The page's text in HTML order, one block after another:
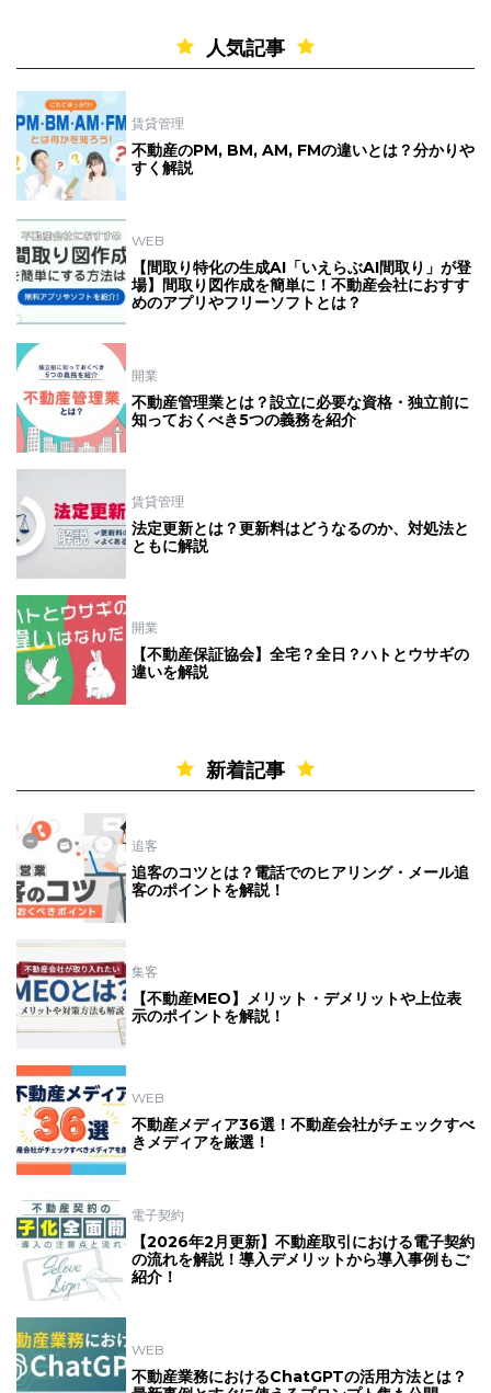
人気記事
賃貸管理
不動産のPM, BM, AM, FMの違いとは？分かりや
すく解説
WEB
【間取り特化の生成AI「いえらぶAI間取り」が登
場】間取り図作成を簡単に！不動産会社におすす
めのアプリやフリーソフトとは？
開業
不動産管理業とは？設立に必要な資格・独立前に
知っておくべき5つの義務を紹介
賃貸管理
法定更新とは？更新料はどうなるのか、対処法と
ともに解説
開業
【不動産保証協会】全宅？全日？ハトとウサギの
違いを解説
新着記事
追客
追客のコツとは？電話でのヒアリング・メール追
客のポイントを解説！
集客
【不動産MEO】メリット・デメリットや上位表
示のポイントを解説！
WEB
不動産メディア36選！不動産会社がチェックすべ
きメディアを厳選！
電子契約
【2026年2月更新】不動産取引における電子契約
の流れを解説！導入デメリットから導入事例もご
紹介！
WEB
不動産業務におけるChatGPTの活用方法とは？